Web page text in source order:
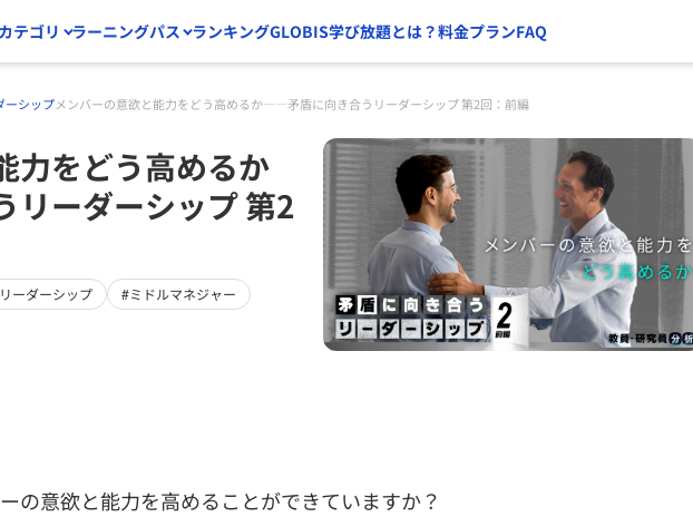
カテゴリ ラーニングパス ランキングGLOBIS学び放題とは？料金プランFAQ
ーシップメンバーの意欲と能力をどう高めるか――矛盾に向き合うリーダーシップ 第2回：前編
力をどう高めるか
ーダーシップ 第2
ーダーシップ
#ミドルマネジャー
の意欲と能力を高めることができていますか？